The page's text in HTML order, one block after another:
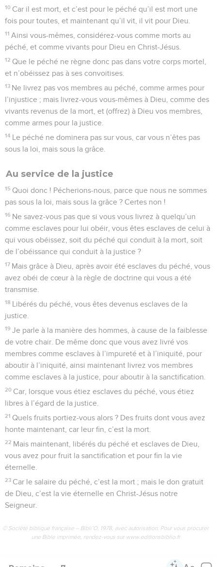
10 Car il est mort, et c’est pour le péché qu’il est mort une
fois pour toutes, et maintenant qu’il vit, il vit pour Dieu.
11 Ainsi vous-mêmes, considérez-vous comme morts au
péché, et comme vivants pour Dieu en Christ-Jésus.
12 Que le péché ne règne donc pas dans votre corps mortel,
et n’obéissez pas à ses convoitises.
13 Ne livrez pas vos membres au péché, comme armes pour
l’injustice ; mais livrez-vous vous-mêmes à Dieu, comme des
vivants revenus de la mort, et (offrez) à Dieu vos membres,
comme armes pour la justice.
14 Le péché ne dominera pas sur vous, car vous n’êtes pas
sous la loi, mais sous la grâce.
Au service de la justice
15 Quoi donc ! Pécherions-nous, parce que nous ne sommes
pas sous la loi, mais sous la grâce ? Certes non !
16 Ne savez-vous pas que si vous vous livrez à quelqu’un
comme esclaves pour lui obéir, vous êtes esclaves de celui à
qui vous obéissez, soit du péché qui conduit à la mort, soit
de l’obéissance qui conduit à la justice ?
17 Mais grâce à Dieu, après avoir été esclaves du péché, vous
avez obéi de cœur à la règle de doctrine qui vous a été
transmise.
18 Libérés du péché, vous êtes devenus esclaves de la
justice.
19 Je parle à la manière des hommes, à cause de la faiblesse
de votre chair. De même donc que vous avez livré vos
membres comme esclaves à l’impureté et à l’iniquité, pour
aboutir à l’iniquité, ainsi maintenant livrez vos membres
comme esclaves à la justice, pour aboutir à la sanctification.
20 Car, lorsque vous étiez esclaves du péché, vous étiez
libres à l’égard de la justice.
21 Quels fruits portiez-vous alors ? Des fruits dont vous avez
honte maintenant, car leur fin, c’est la mort.
22 Mais maintenant, libérés du péché et esclaves de Dieu,
vous avez pour fruit la sanctification et pour fin la vie
éternelle.
23 Car le salaire du péché, c’est la mort ; mais le don gratuit
de Dieu, c’est la vie éternelle en Christ-Jésus notre
Seigneur.
© Société biblique française – Bibli’O, 1978, avec autorisation. Pour vous procurer
une Bible imprimée, rendez-vous sur www.editionsbiblio.fr